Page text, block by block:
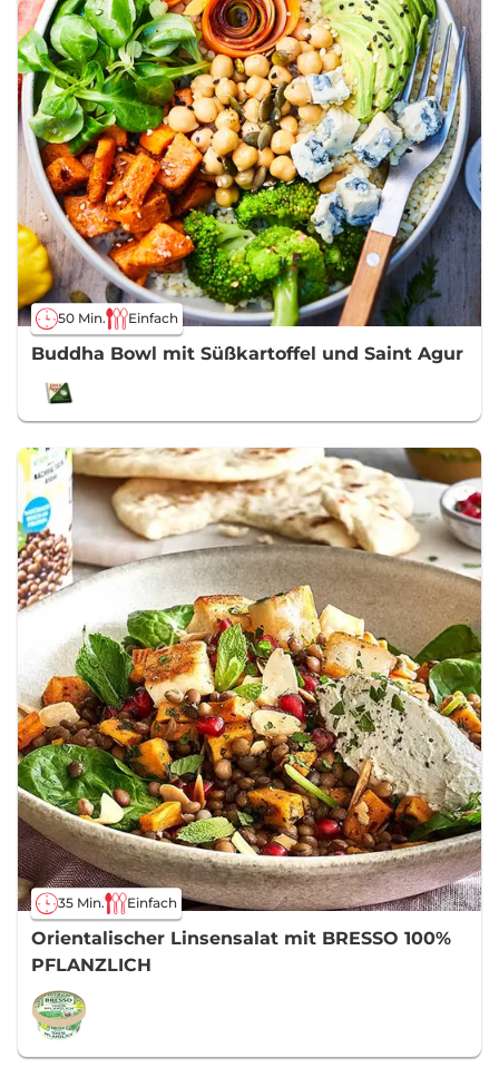
50 Min. Einfach
Buddha Bowl mit Süßkartoffel und Saint Agur
35 Min. Einfach
Orientalischer Linsensalat mit BRESSO 100%
PFLANZLICH